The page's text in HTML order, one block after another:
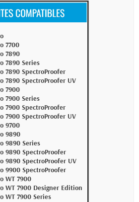
7700
7890
7890 Series
7890 SpectroProofer
7890 SpectroProofer UV
7900
7900 Series
7900 SpectroProofer
7900 SpectroProofer UV
9700
9890
9890 Series
9890 SpectroProofer
9890 SpectroProofer UV
9900 SpectroProofer
WT 7900
WT 7900 Designer Edition
WT 7900 Series